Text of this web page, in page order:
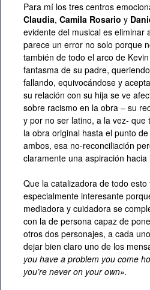
Para mí los tres centros
Claudia, Camila Rosario y
evidente del musical es eliminar
parece un error no solo porque
también de todo el arco de
fantasma de su padre,
fallando, equivocándose y
su relación con su hija se ve
sobre racismo en la obra – su
y por no ser latino, a la vez- que
la obra original hasta el punto
ambos, esa no-reconciliación
claramente una aspiración hacia
Que la catalizadora de todo
especialmente interesante
mediadora y cuidadora se
con la de persona capaz de
otros dos personajes, a cada
dejar bien claro uno de los
you have a problem you come
you’re never on your own».